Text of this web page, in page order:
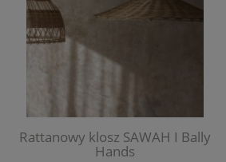
Rattanowy klosz SAWAH I Bally
Hands